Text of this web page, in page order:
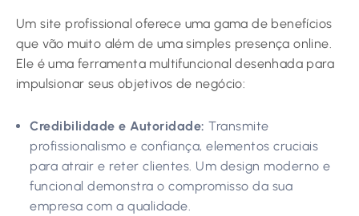
Um site profissional oferece uma gama de benefícios
que vão muito além de uma simples presença online.
Ele é uma ferramenta multifuncional desenhada para
impulsionar seus objetivos de negócio:
Credibilidade e Autoridade: Transmite
profissionalismo e confiança, elementos cruciais
para atrair e reter clientes. Um design moderno e
funcional demonstra o compromisso da sua
empresa com a qualidade.